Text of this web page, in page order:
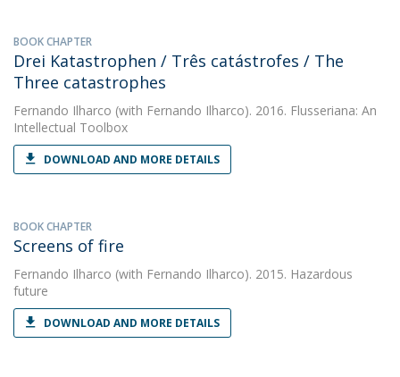
BOOK CHAPTER
Drei Katastrophen / Três catástrofes / The
Three catastrophes
Fernando Ilharco (with Fernando Ilharco). 2016. Flusseriana: An
Intellectual Toolbox
DOWNLOAD AND MORE DETAILS
BOOK CHAPTER
Screens of fire
Fernando Ilharco (with Fernando Ilharco). 2015. Hazardous
future
DOWNLOAD AND MORE DETAILS